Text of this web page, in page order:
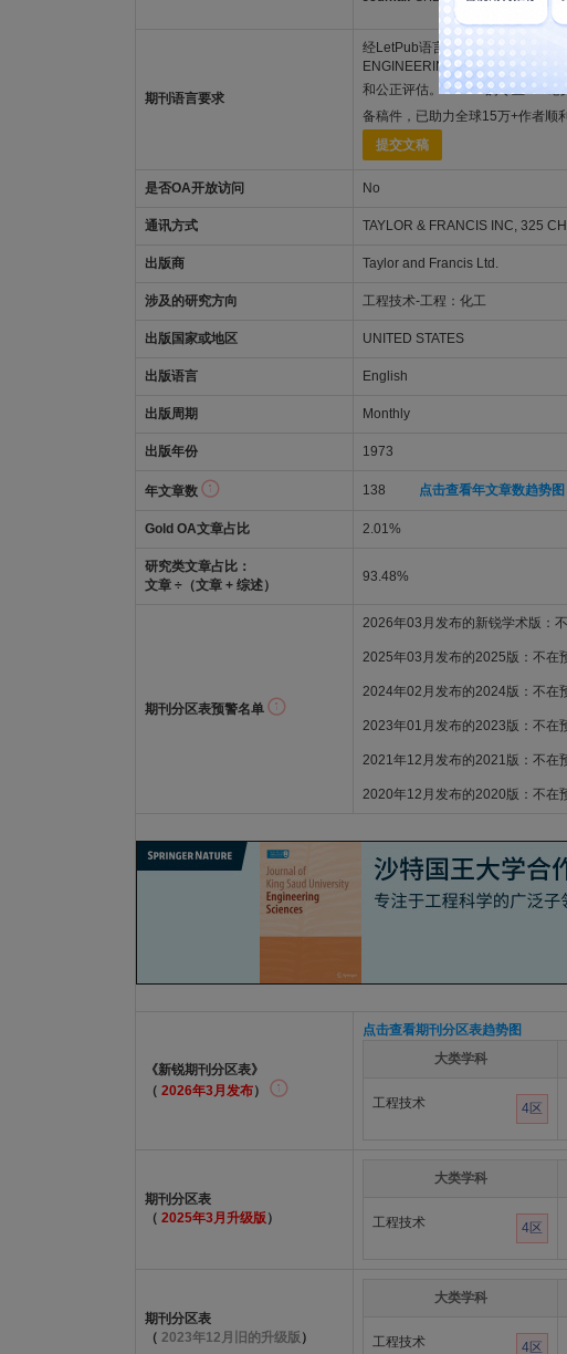
期刊语言要求
经LetPub语言功底雄厚的美籍
ENGINEERING
和公正评估。LetPub的专业SCI论
备稿件，已助力全球15万+作者顺
提交文稿
是否OA开放访问 No
通讯方式 TAYLOR & FRANCIS INC, 325
出版商 Taylor and Francis Ltd.
涉及的研究方向 工程技术-工程：化工
出版国家或地区 UNITED STATES
出版语言 English
出版周期 Monthly
出版年份 1973
年文章数 138 点击查看年文章数趋势图
Gold OA文章占比 2.01%
研究类文章占比：
文章 ÷（文章 + 综述）
93.48%
期刊分区表预警名单
2026年03月发布的新锐学术版：
2025年03月发布的2025版：不在
2024年02月发布的2024版：不在
2023年01月发布的2023版：不在
2021年12月发布的2021版：不在
2020年12月发布的2020版：不在
《新锐期刊分区表》
（ 2026年3月发布）
点击查看期刊分区表趋势图
大类学科
工程技术 4区
期刊分区表
（ 2025年3月升级版 ）
大类学科
工程技术 4区
期刊分区表
（ 2023年12月旧的升级版 ）
大类学科
工程技术 4区